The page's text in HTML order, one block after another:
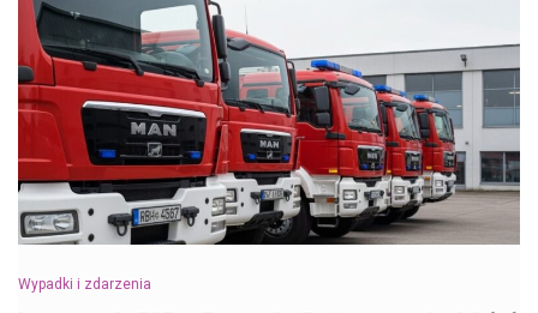
Wypadki i zdarzenia